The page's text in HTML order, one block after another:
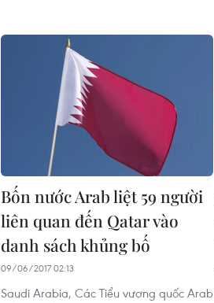
Bốn nước Arab liệt 59 người
liên quan đến Qatar vào
danh sách khủng bố
09/06/2017 02:13
Saudi Arabia, Các Tiểu vương quốc Arab